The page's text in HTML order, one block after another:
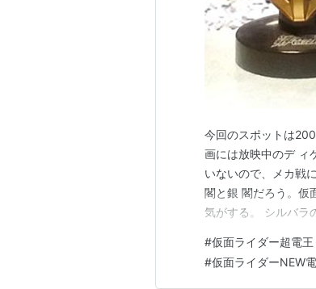
今回のスポットは
画には放映中のデ ィ
いないので、メカ戦
閣と銀 閣だろう。仮
気がする。 シルバラ
思ったらしい（冗談
トで出たが、 ライダ
#仮面ライダー超電王
#仮面ライダーNEW